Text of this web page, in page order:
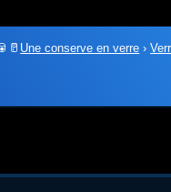
Une conserve en verre ›